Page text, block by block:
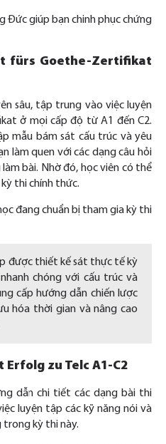
Đức giúp bạn chinh phục chứng
fürs Goethe-Zertifikat
sâu, tập trung vào việc luyện
ở mọi cấp độ từ A1 đến C2.
mẫu bám sát cấu trúc và yêu
làm quen với các dạng câu hỏi
bài. Nhờ đó, học viên có thể
thi chính thức.
đang chuẩn bị tham gia kỳ thi
được thiết kế sát thực tế kỳ
chóng với cấu trúc và
cấp hướng dẫn chiến lược
hóa thời gian và nâng cao
zu Telc A1-C2
dẫn chi tiết các dạng bài thi
luyện tập các kỹ năng nói và
trong kỳ thi này.